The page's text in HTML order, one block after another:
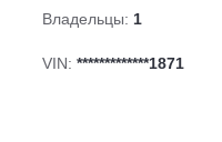
Владельцы: 1
VIN: *************1871